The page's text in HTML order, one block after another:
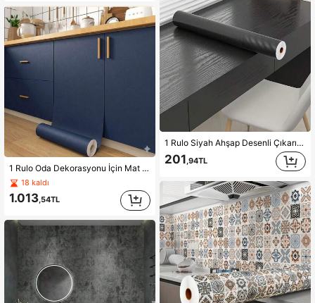
1 Rulo Oda Dekorasyonu İçin Mat Gri Mavi Duvar Kağıdı, Soyulabilir ve Yapışkanlı, Sökülebilir, Vintage Dekorasyon, Dolaplar ve Çekmeceler İçin Kontak Kağıdı, Yatak Odası Duvar Dekorasyonu İçin Yapışkanlı Duvar Çıkartması, Mutfak ve Banyo Dekorasyonu İçin Su Geçirmez Kendinden Yapışkanlı Duvar Kağıdı
18 kaldı
1.013,54TL
1 Rulo Siyah Ahşap Desenli Çıkarılabilir Soyulup Yapıştırılabilir Su Geçirmez PVC Duvar Kağıdı, Yağa Dayanıklı, Mutfak, Yatak Odası, Oturma Odası, Tezgah, Mobilya, Banyo Tadilatı İçin Uygundur, Tadilat Çıkartmaları Soyulabilen Duvar Panelleri, Duvar Kağıdı, Duvar Kağıtları, Bahar Dekorasyon Ürünleri Evinizi Yenileyin, Rama Dekorasyon Çıkartmaları Hediyeler Doğum Günü Mezuniyet Duvar Çıkartmaları Oda Dekoru Duvar Dekoru Duvar Çıkartması
201,94TL